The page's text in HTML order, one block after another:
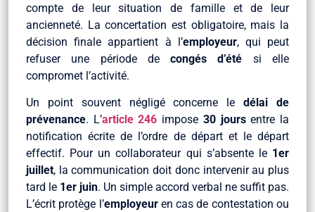
compte de leur situation de famille et de leur
ancienneté. La concertation est obligatoire, mais la
décision finale appartient à l’employeur, qui peut
refuser une période decongés d’été si elle
compromet l’activité.
Un point souvent négligé concerne ledélai de
prévenance. L’article 246 impose 30 joursentre la
notification écrite de l’ordre de départ et le départ
effectif. Pour un collaborateur qui s’absente le 1er
juillet, la communication doit donc intervenir au plus
tard le 1er juin. Un simple accord verbal ne suffit pas.
L’écrit protège l’employeuren cas de contestation ou